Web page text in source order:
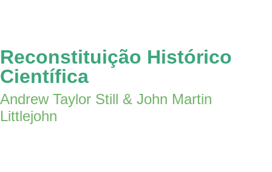
Reconstituição Histórico
Científica
Andrew Taylor Still & John Martin
Littlejohn